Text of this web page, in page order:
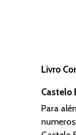
Livro
Castelo
Para